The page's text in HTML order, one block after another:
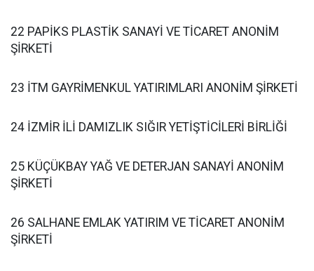
22 PAPİKS PLASTİK SANAYİ VE TİCARET ANONİM
ŞİRKETİ
23 İTM GAYRİMENKUL YATIRIMLARI ANONİM ŞİRKETİ
24 İZMİR İLİ DAMIZLIK SIĞIR YETİŞTİCİLERİ BİRLİĞİ
25 KÜÇÜKBAY YAĞ VE DETERJAN SANAYİ ANONİM
ŞİRKETİ
26 SALHANE EMLAK YATIRIM VE TİCARET ANONİM
ŞİRKETİ